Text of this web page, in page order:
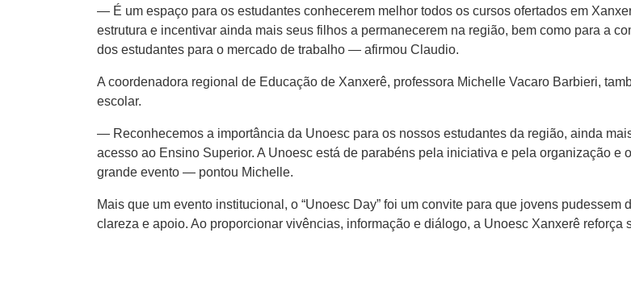
— É um espaço para os estudantes conhecerem melhor todos os cursos ofertados em
estrutura e incentivar ainda mais seus filhos a permanecerem na região, bem como para a
dos estudantes para o mercado de trabalho — afirmou Claudio.
A coordenadora regional de Educação de Xanxerê, professora Michelle Vacaro Barbieri,
escolar.
— Reconhecemos a importância da Unoesc para os nossos estudantes da região, ainda
acesso ao Ensino Superior. A Unoesc está de parabéns pela iniciativa e pela organização e
grande evento — pontou Michelle.
Mais que um evento institucional, o “Unoesc Day” foi um convite para que jovens
clareza e apoio. Ao proporcionar vivências, informação e diálogo, a Unoesc Xanxerê reforça